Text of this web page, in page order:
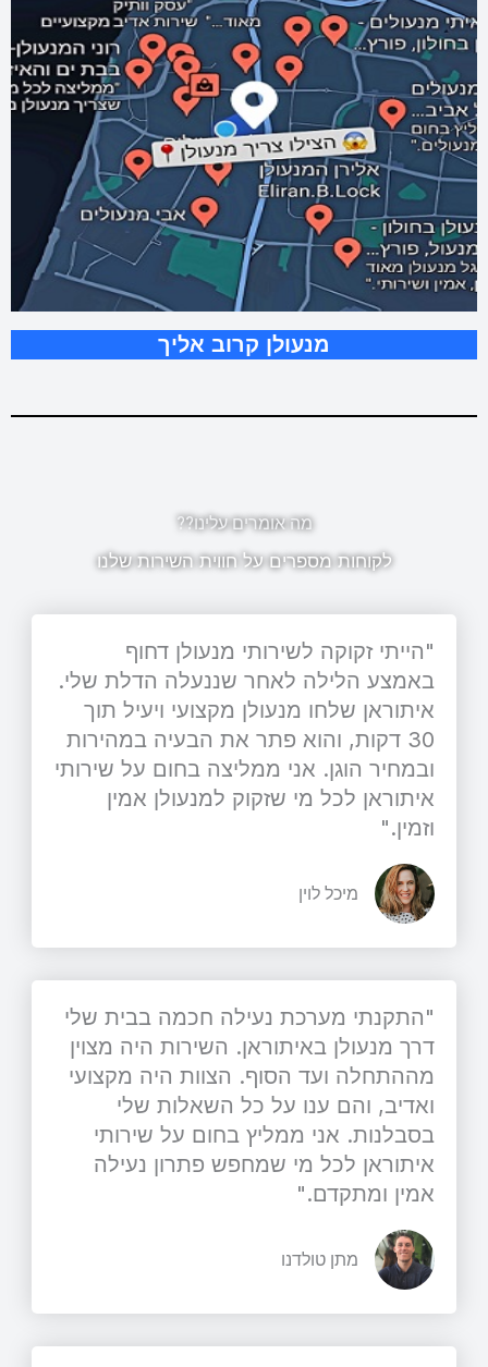
מנעולן קרוב אליך
מה אומרים עלינו??
לקוחות מספרים על חווית השירות שלנו
"הייתי זקוקה לשירותי מנעולן דחוף
באמצע הלילה לאחר שננעלה הדלת שלי.
איתוראן שלחו מנעולן מקצועי ויעיל תוך
30 דקות, והוא פתר את הבעיה במהירות
ובמחיר הוגן. אני ממליצה בחום על שירותי
איתוראן לכל מי שזקוק למנעולן אמין
וזמין."
מיכל לוין
"התקנתי מערכת נעילה חכמה בבית שלי
דרך מנעולן באיתוראן. השירות היה מצוין
מההתחלה ועד הסוף. הצוות היה מקצועי
ואדיב, והם ענו על כל השאלות שלי
בסבלנות. אני ממליץ בחום על שירותי
איתוראן לכל מי שמחפש פתרון נעילה
אמין ומתקדם."
מתן טולדנו